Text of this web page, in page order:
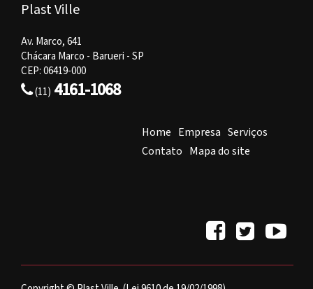
Plast Ville
Av. Marco, 641
Chácara Marco - Barueri - SP
CEP: 06419-000
(11) 4161-1068
Home Empresa Serviços
Contato Mapa do site